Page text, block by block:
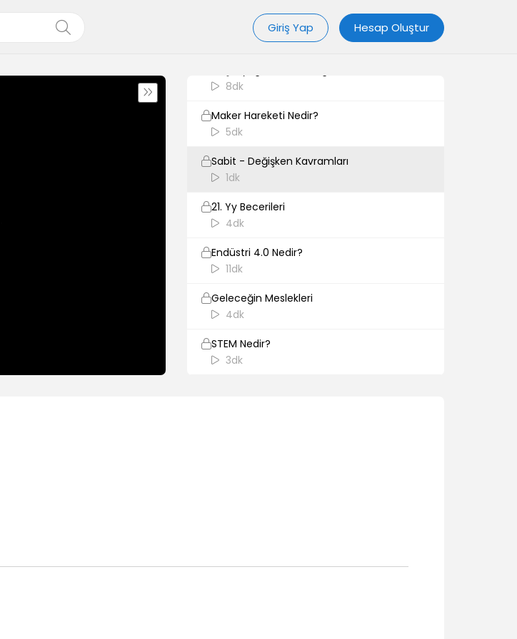
Giriş Yap Hesap Oluştur
Algoritma Nedir?
8dk
Maker Hareketi Nedir?
5dk
Sabit - Değişken Kavramları
1dk
21. Yy Becerileri
4dk
Endüstri 4.0 Nedir?
11dk
Geleceğin Meslekleri
4dk
STEM Nedir?
3dk